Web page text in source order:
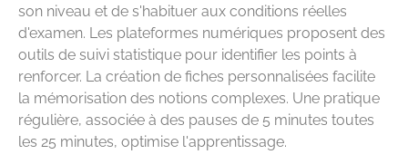
son niveau et de s'habituer aux conditions réelles
d'examen. Les plateformes numériques proposent des
outils de suivi statistique pour identifier les points à
renforcer. La création de fiches personnalisées facilite
la mémorisation des notions complexes. Une pratique
régulière, associée à des pauses de 5 minutes toutes
les 25 minutes, optimise l'apprentissage.